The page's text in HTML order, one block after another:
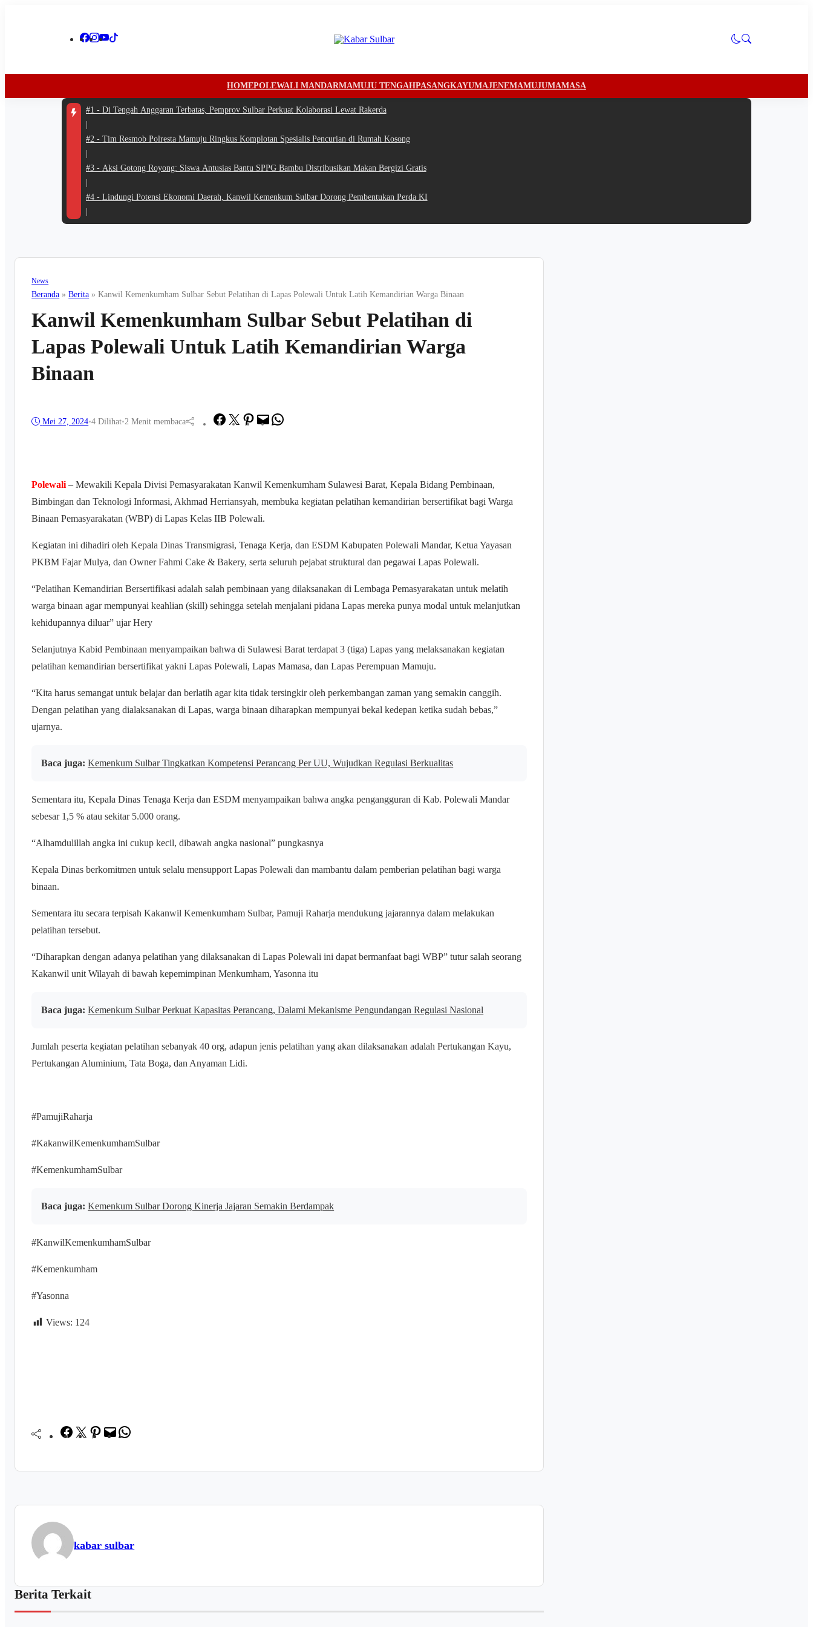
HOMEPOLEWALI MANDARMAMUJU TENGAHPASANGKAYUMAJENEMAMUJUMAMASA
#1 - Di Tengah Anggaran Terbatas, Pemprov Sulbar Perkuat Kolaborasi Lewat Rakerda
#2 - Tim Resmob Polresta Mamuju Ringkus Komplotan Spesialis Pencurian di Rumah Kosong
#3 - Aksi Gotong Royong: Siswa Antusias Bantu SPPG Bambu Distribusikan Makan Bergizi Gratis
#4 - Lindungi Potensi Ekonomi Daerah, Kanwil Kemenkum Sulbar Dorong Pembentukan Perda KI
News
Beranda »Berita »Kanwil Kemenkumham Sulbar Sebut Pelatihan di Lapas Polewali Untuk Latih Kemandirian Warga Binaan
Kanwil Kemenkumham Sulbar Sebut Pelatihan di
Lapas Polewali Untuk Latih Kemandirian Warga
Binaan
Mei 27, 2024•4Dilihat•2 Menit membaca Facebook
TwitterPinterest
Mail
Polewali – Mewakili Kepala Divisi Pemasyarakatan Kanwil Kemenkumham Sulawesi Barat, Kepala Bidang Pembinaan,
Bimbingan dan Teknologi Informasi, Akhmad Herriansyah, membuka kegiatan pelatihan kemandirian bersertifikat bagi Warga
Binaan Pemasyarakatan (WBP) di Lapas Kelas IIB Polewali.
Kegiatan ini dihadiri oleh Kepala Dinas Transmigrasi, Tenaga Kerja, dan ESDM Kabupaten Polewali Mandar, Ketua Yayasan
PKBM Fajar Mulya, dan Owner Fahmi Cake & Bakery, serta seluruh pejabat struktural dan pegawai Lapas Polewali.
“Pelatihan Kemandirian Bersertifikasi adalah salah pembinaan yang dilaksanakan di Lembaga Pemasyarakatan untuk melatih
warga binaan agar mempunyai keahlian (skill) sehingga setelah menjalani pidana Lapas mereka punya modal untuk melanjutkan
kehidupannya diluar” ujar Hery
Selanjutnya Kabid Pembinaan menyampaikan bahwa di Sulawesi Barat terdapat 3 (tiga) Lapas yang melaksanakan kegiatan
pelatihan kemandirian bersertifikat yakni Lapas Polewali, Lapas Mamasa, dan Lapas Perempuan Mamuju.
“Kita harus semangat untuk belajar dan berlatih agar kita tidak tersingkir oleh perkembangan zaman yang semakin canggih.
Dengan pelatihan yang dialaksanakan di Lapas, warga binaan diharapkan mempunyai bekal kedepan ketika sudah bebas,”
ujarnya.
Baca juga: Kemenkum Sulbar Tingkatkan Kompetensi Perancang Per UU, Wujudkan Regulasi Berkualitas
Sementara itu, Kepala Dinas Tenaga Kerja dan ESDM menyampaikan bahwa angka pengangguran di Kab. Polewali Mandar
sebesar 1,5 % atau sekitar 5.000 orang.
“Alhamdulillah angka ini cukup kecil, dibawah angka nasional” pungkasnya
Kepala Dinas berkomitmen untuk selalu mensupport Lapas Polewali dan mambantu dalam pemberian pelatihan bagi warga
binaan.
Sementara itu secara terpisah Kakanwil Kemenkumham Sulbar, Pamuji Raharja mendukung jajarannya dalam melakukan
pelatihan tersebut.
“Diharapkan dengan adanya pelatihan yang dilaksanakan di Lapas Polewali ini dapat bermanfaat bagi WBP” tutur salah seorang
Kakanwil unit Wilayah di bawah kepemimpinan Menkumham, Yasonna itu
Baca juga: Kemenkum Sulbar Perkuat Kapasitas Perancang, Dalami Mekanisme Pengundangan Regulasi Nasional
Jumlah peserta kegiatan pelatihan sebanyak 40 org, adapun jenis pelatihan yang akan dilaksanakan adalah Pertukangan Kayu,
Pertukangan Aluminium, Tata Boga, dan Anyaman Lidi.
#PamujiRaharja
#KakanwilKemenkumhamSulbar
#KemenkumhamSulbar
Baca juga: Kemenkum Sulbar Dorong Kinerja Jajaran Semakin Berdampak
#KanwilKemenkumhamSulbar
#Kemenkumham
#Yasonna
Views: 124
Facebook
TwitterPinterest
Mail
kabar sulbar
Berita Terkait